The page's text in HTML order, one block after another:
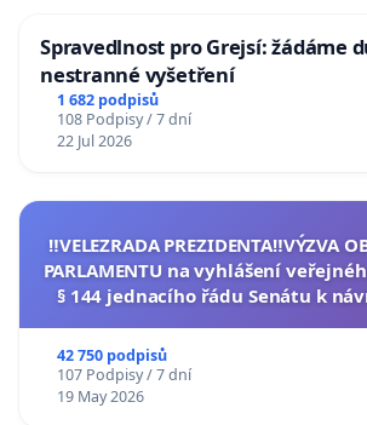
Spravedlnost pro Grejsí: žádáme
nestranné vyšetření
1 682 podpisů
108 Podpisy / 7 dní
22 Jul 2026
‼️VELEZRADA PREZIDENTA‼️VÝZVA
PARLAMENTU na vyhlášení
§ 144 jednacího řádu Senátu k
42 750 podpisů
107 Podpisy / 7 dní
19 May 2026